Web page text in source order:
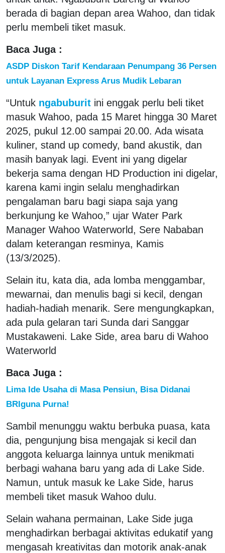
berada di bagian depan area Wahoo, dan tidak
perlu membeli tiket masuk.
Baca Juga :
ASDP Diskon Tarif Kendaraan Penumpang 36 Persen
untuk Layanan Express Arus Mudik Lebaran
“Untuk ngabuburit ini enggak perlu beli tiket
masuk Wahoo, pada 15 Maret hingga 30 Maret
2025, pukul 12.00 sampai 20.00. Ada wisata
kuliner, stand up comedy, band akustik, dan
masih banyak lagi. Event ini yang digelar
bekerja sama dengan HD Production ini digelar,
karena kami ingin selalu menghadirkan
pengalaman baru bagi siapa saja yang
berkunjung ke Wahoo,” ujar Water Park
Manager Wahoo Waterworld, Sere Nababan
dalam keterangan resminya, Kamis
(13/3/2025).
Selain itu, kata dia, ada lomba menggambar,
mewarnai, dan menulis bagi si kecil, dengan
hadiah-hadiah menarik. Sere mengungkapkan,
ada pula gelaran tari Sunda dari Sanggar
Mustakaweni. Lake Side, area baru di Wahoo
Waterworld
Baca Juga :
Lima Ide Usaha di Masa Pensiun, Bisa Didanai
BRIguna Purna!
Sambil menunggu waktu berbuka puasa, kata
dia, pengunjung bisa mengajak si kecil dan
anggota keluarga lainnya untuk menikmati
berbagi wahana baru yang ada di Lake Side.
Namun, untuk masuk ke Lake Side, harus
membeli tiket masuk Wahoo dulu.
Selain wahana permainan, Lake Side juga
menghadirkan berbagai aktivitas edukatif yang
mengasah kreativitas dan motorik anak-anak